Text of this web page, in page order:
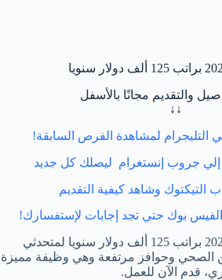
والتقديم مجانًا بالأسفل
↓↓
التليجرام لمشاهدة الفرص السابقة!
إلي جروب إنستغرام ليصلك كل جديد
التيكتوك وشاهد كيفية التقديم
بوك حتي تجد إجابات لإستفسارك!
التقديم لوظيفة في كندا 2024 براتب 125 ألف دولار سنويا لمتحدثي
الصحي وحوافز مرتفعة وهي وظيفة مميزة
قدم الآن للعمل.